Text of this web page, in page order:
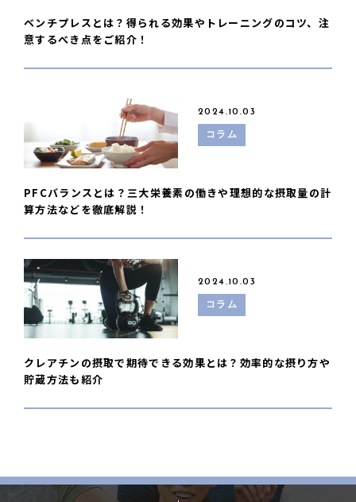
ベンチプレスとは？得られる効果やトレーニングのコツ、注
意するべき点をご紹介！
2024.10.03
コラム
PFCバランスとは？三大栄養素の働きや理想的な摂取量の計
算方法などを徹底解説！
2024.10.03
コラム
クレアチンの摂取で期待できる効果とは？効率的な摂り方や
貯蔵方法も紹介